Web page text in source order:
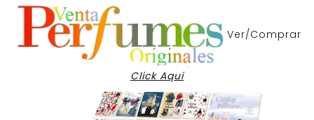
Ver/Comprar
Click Aqui